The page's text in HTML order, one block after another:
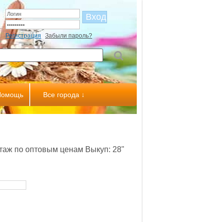
Регистрация Забыли пароль?
Все города ↓
по оптовым ценам Выкуп: 28"